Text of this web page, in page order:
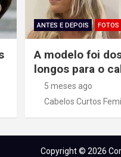
ANTES E DEPOIS FOTOS
A modelo foi
longos para o
5 meses ago
Cabelos Curtos